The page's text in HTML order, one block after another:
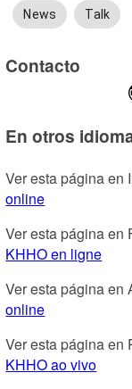
News Talk
Contacto
En otros
Ver esta página en
online
Ver esta página en
KHHO en ligne
Ver esta página en
online
Ver esta página en
KHHO ao vivo